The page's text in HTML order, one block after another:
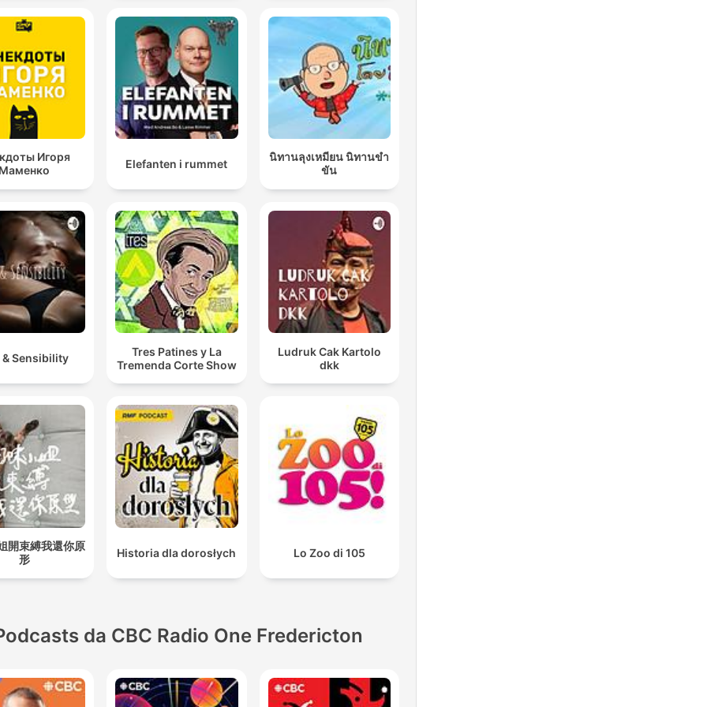
Игоря
Elefanten i rummet
นิทานลุงเหมียน นิทานขำ
ขัน
& Sensibility
Tres Patines y La
Tremenda Corte Show
Ludruk Cak Kartolo
dkk
開束縛我還你原
形
Historia dla dorosłych Lo Zoo di 105
da CBC Radio One Fredericton